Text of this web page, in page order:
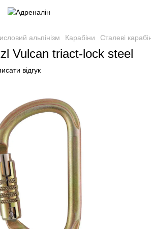
альпінізм Карабіни Сталеві
Vulcan triact-lock steel
відгук